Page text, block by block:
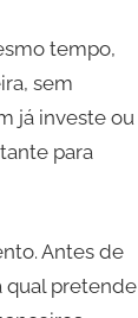
tempo,
sem
já investe ou
para
Antes de
qual pretende